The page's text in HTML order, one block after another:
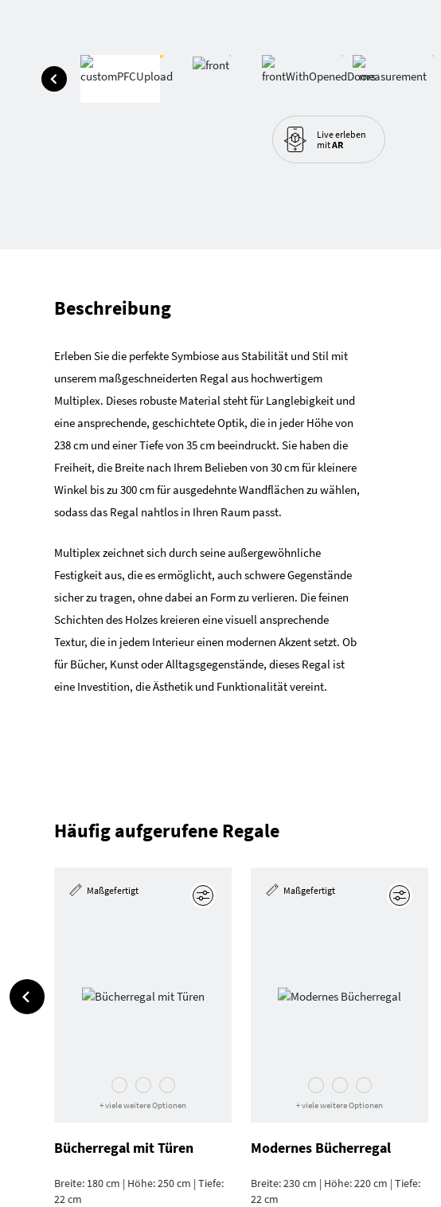
Live erleben
mitAR
Beschreibung
Erleben Sie die perfekte Symbiose aus Stabilität und Stil mit
unserem maßgeschneiderten Regal aus hochwertigem
Multiplex. Dieses robuste Material steht für Langlebigkeit und
eine ansprechende, geschichtete Optik, die in jeder Höhe von
238 cm und einer Tiefe von 35 cm beeindruckt. Sie haben die
Freiheit, die Breite nach Ihrem Belieben von 30 cm für kleinere
Winkel bis zu 300 cm für ausgedehnte Wandflächen zu wählen,
sodass das Regal nahtlos in Ihren Raum passt.
Multiplex zeichnet sich durch seine außergewöhnliche
Festigkeit aus, die es ermöglicht, auch schwere Gegenstände
sicher zu tragen, ohne dabei an Form zu verlieren. Die feinen
Schichten des Holzes kreieren eine visuell ansprechende
Textur, die in jedem Interieur einen modernen Akzent setzt. Ob
für Bücher, Kunst oder Alltagsgegenstände, dieses Regal ist
eine Investition, die Ästhetik und Funktionalität vereint.
Häufig aufgerufene Regale
Maßgefertigt
+ viele weitere Optionen
Bücherregal mit Türen
Breite: 180 cm | Höhe: 250 cm | Tiefe:
22 cm
Maßgefertigt
+ viele weitere Optionen
Modernes Bücherregal
Breite: 230 cm | Höhe: 220 cm | Tiefe:
22 cm